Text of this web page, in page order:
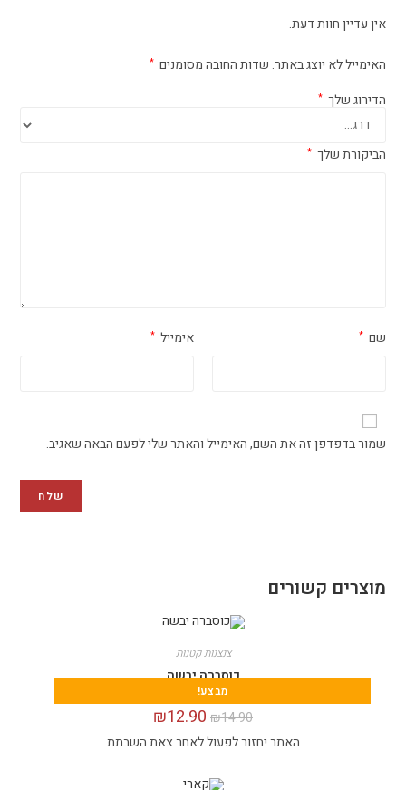
אין עדיין חוות דעת.
האימייל לא יוצג באתר. שדות החובה מסומנים *
הדירוג שלך *
הביקורת שלך *
שם * אימייל *
שמור בדפדפן זה את השם, האימייל והאתר שלי לפעם הבאה שאגיב.
מוצרים קשורים
מבצע!
צנצנות קטנות
כוסברה יבשה
₪14.90
₪12.90
האתר יחזור לפעול לאחר צאת השבתת